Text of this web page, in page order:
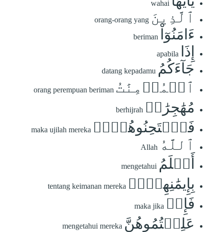
wahai
ٱلَّذِينَ orang-orang yang
ءَامَنُوٓاْ beriman
إِذَا apabila
جَآءَكُمُ datang kepadamu
ٱلۡمُؤۡمِنَٰتُ orang perempuan beriman
مُهَٰجِرَٰتٖ berhijrah
فَٱمۡتَحِنُوهُنَّۖ maka ujilah mereka
ٱللَّهُ Allah
أَعۡلَمُ mengetahui
بِإِيمَٰنِهِنَّۖ tentang keimanan mereka
فَإِنۡ maka jika
عَلِمۡتُمُوهُنَّ mengetahui mereka